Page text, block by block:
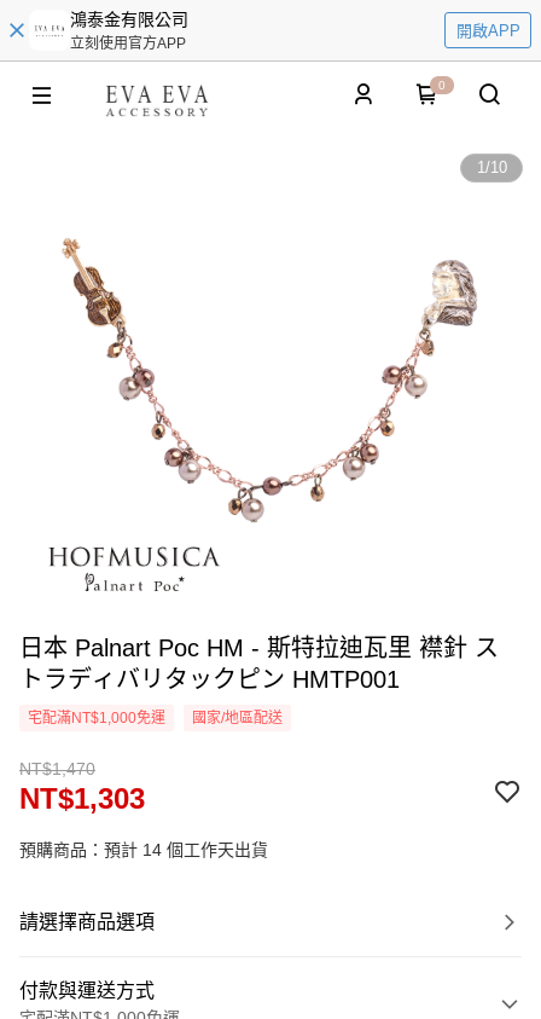
鴻泰金有限公司
立刻使用官方APP
開啟APP
0
1/10
日本 Palnart Poc HM - 斯特拉迪瓦里 襟針 ス
トラディバリタックピン HMTP001
宅配滿NT$1,000免運 國家/地區配送
NT$1,470
NT$1,303
預購商品：預計 14 個工作天出貨
請選擇商品選項
付款與運送方式